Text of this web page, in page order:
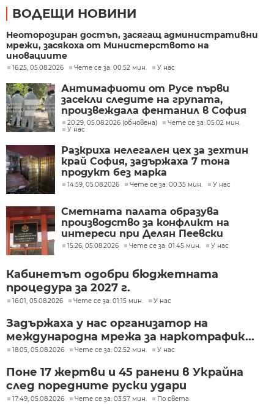
ВОДЕЩИ НОВИНИ
Неоторозиран достъп, засягащ административни
мрежи, засякоха от Министерството на
иновациите
16:25, 05.08.2026 Чете се за: 00:52 мин. У нас
Антимафиоти от Русе първи
засекли следите на групата,
произвеждала фентанил в София
20:29, 05.08.2026 (обновена)
Чете се за: 05:02 мин.
У нас
Разкриха нелегален цех за зехтин
край София, задържаха 7 тона
продукт без марка
14:59, 05.08.2026 Чете се за: 00:35 мин. У нас
Сметната палата образува
производство за конфликт на
интереси при Делян Пеевски
15:26, 05.08.2026 Чете се за: 01:45 мин. У нас
Кабинетът одобри бюджетната
процедура за 2027 г.
16:01, 05.08.2026 Чете се за: 01:15 мин. У нас
Задържаха у нас организатор на
международна мрежа за наркотрафик...
18:05, 05.08.2026 Чете се за: 02:52 мин. У нас
Поне 17 жертви и 45 ранени в Украйна
след поредните руски удари
17:49, 05.08.2026 Чете се за: 03:57 мин. По света